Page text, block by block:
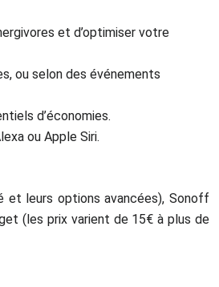
et d’optimiser votre
ou selon des événements
d’économies.
ou Apple Siri.
et leurs options avancées), Sonoff
(les prix varient de 15€ à plus de